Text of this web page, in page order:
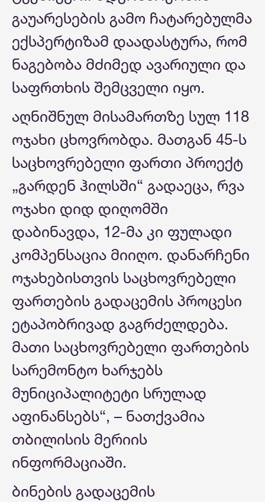
გაუარესების გამო ჩატარებულმა
ექსპერტიზამ დაადასტურა, რომ
ნაგებობა მძიმედ ავარიული და
საფრთხის შემცველი იყო.
აღნიშნულ მისამართზე სულ 118
ოჯახი ცხოვრობდა. მათგან 45-ს
საცხოვრებელი ფართი პროექტ
„გარდენ ჰილსში“ გადაეცა, რვა
ოჯახი დიდ დიღომში
დაბინავდა, 12-მა კი ფულადი
კომპენსაცია მიიღო. დანარჩენი
ოჯახებისთვის საცხოვრებელი
ფართების გადაცემის პროცესი
ეტაპობრივად გაგრძელდება.
მათი საცხოვრებელი ფართების
სარემონტო ხარჯებს
მუნიციპალიტეტი სრულად
აფინანსებს“, – ნათქვამია
თბილისის მერიის
ინფორმაციაში.
ბინების გადაცემის